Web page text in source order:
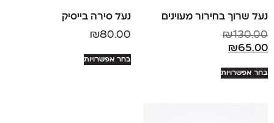
נעל שרוך בחירור מעוינים
₪130.00
₪65.00
בחר אפשרויות
נעל סירה בייסיק
₪80.00
בחר אפשרויות